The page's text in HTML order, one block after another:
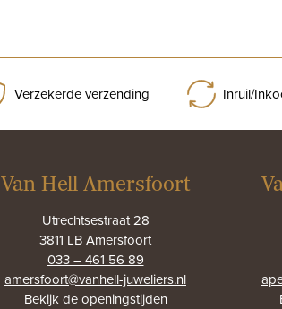
Verzekerde verzending Inruil/
Van Hell Amersfoort
Utrechtsestraat 28
3811 LB Amersfoort
033 – 461 56 89
amersfoort@vanhell-juweliers.nl
Bekijk deopeningstijden